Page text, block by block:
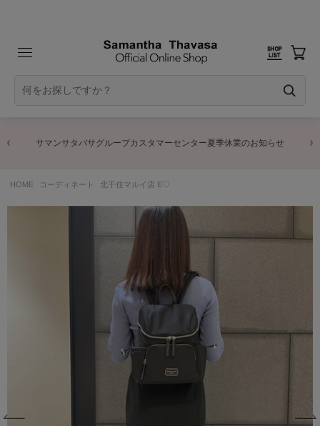
サマンサタバサグループカスタマーセンター夏季休業のお知らせ
HOME コーディネート 北千住マルイ店 E♡